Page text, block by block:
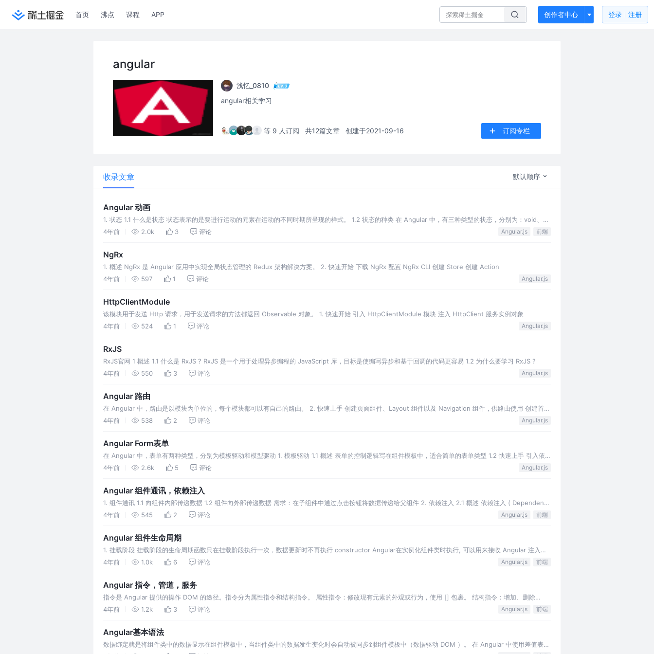
首页 沸点 课程 APP 创作者中心 登录 注册
angular
浅忆_0810
angular相关学习
等 9 人订阅 共12篇文章 创建于2021-09-16 订阅专栏
收录文章 默认顺序
Angular 动画
1. 状态 1.1 什么是状态 状态表示的是要进行运动的元素在运动的不同时期所呈现的样式。 1.2 状态的种类 在 Angular 中，有三种类型的状态，分别为：void、
*、custom
4年前 2.0k 3 评论 Angular.js 前端
NgRx
1. 概述 NgRx 是 Angular 应用中实现全局状态管理的 Redux 架构解决方案。 2. 快速开始 下载 NgRx 配置 NgRx CLI 创建 Store 创建 Action
4年前
597 1 评论 Angular.js
HttpClientModule
该模块用于发送 Http 请求，用于发送请求的方法都返回 Observable 对象。 1. 快速开始 引入 HttpClientModule 模块 注入 HttpClient 服务实例对象
4年前
524 1 评论 Angular.js
RxJS
RxJS官网 1 概述 1.1 什么是 RxJS ? RxJS 是一个用于处理异步编程的 JavaScript 库，目标是使编写异步和基于回调的代码更容易 1.2 为什么要学习 RxJS ?
4年前
550 3 评论 Angular.js
Angular 路由
在 Angular 中，路由是以模块为单位的，每个模块都可以有自己的路由。 2. 快速上手 创建页面组件、Layout 组件以及 Navigation 组件，供路由使用 创建首页
页面组件n
4年前 538 2 评论 Angular.js
Angular Form表单
在 Angular 中，表单有两种类型，分别为模板驱动和模型驱动 1. 模板驱动 1.1 概述 表单的控制逻辑写在组件模板中，适合简单的表单类型 1.2 快速上手 引入依
赖模块 FormsModule
4年前 2.6k 5 评论 Angular.js
Angular 组件通讯，依赖注入
1. 组件通讯 1.1 向组件内部传递数据 1.2 组件向外部传递数据 需求：在子组件中通过点击按钮将数据传递给父组件 2. 依赖注入 2.1 概述 依赖注入 ( Dependency
Injecti
4年前 545 2 评论 Angular.js 前端
Angular 组件生命周期
1. 挂载阶段 挂载阶段的生命周期函数只在挂载阶段执行一次，数据更新时不再执行 constructor Angular在实例化组件类时执行, 可以用来接收 Angular 注入的
服务实例对象 ngOn
4年前 1.0k 6 评论 Angular.js 前端
Angular 指令，管道，服务
指令是 Angular 提供的操作 DOM 的途径。指令分为属性指令和结构指令。 属性指令：修改现有元素的外观或行为，使用 [] 包裹。 结构指令：增加、删除
DOM
4年前 1.2k 3 评论 Angular.js 前端
Angular基本语法
数据绑定就是将组件类中的数据显示在组件模板中，当组件类中的数据发生变化时会自动被同步到组件模板中（数据驱动 DOM ）。 在 Angular 中使用差值表达